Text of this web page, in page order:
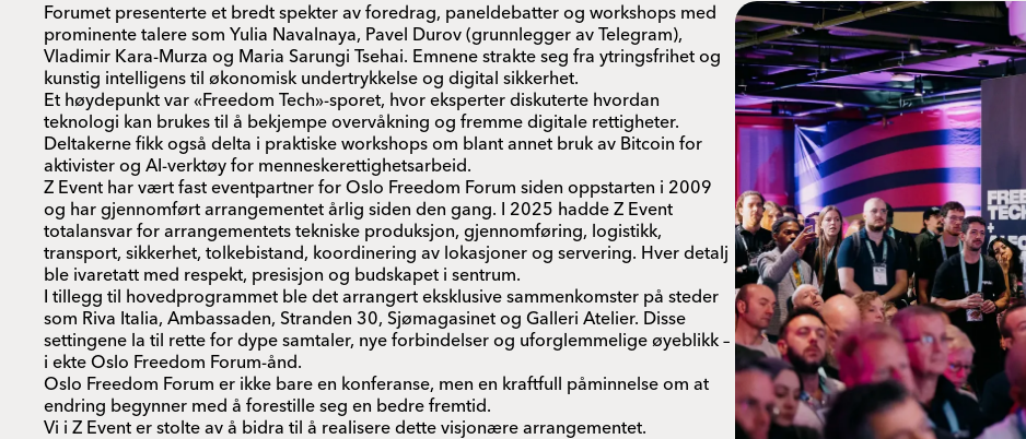
Forumet presenterte et bredt spekter av foredrag, paneldebatter og workshops med
prominente talere som Yulia Navalnaya, Pavel Durov (grunnlegger av Telegram),
Vladimir Kara-Murza og Maria Sarungi Tsehai. Emnene strakte seg fra ytringsfrihet og
kunstig intelligens til økonomisk undertrykkelse og digital sikkerhet.
Et høydepunkt var «Freedom Tech»-sporet, hvor eksperter diskuterte hvordan
teknologi kan brukes til å bekjempe overvåkning og fremme digitale rettigheter.
Deltakerne fikk også delta i praktiske workshops om blant annet bruk av Bitcoin for
aktivister og AI-verktøy for menneskerettighetsarbeid.
Z Event har vært fast eventpartner for Oslo Freedom Forum siden oppstarten i 2009
og har gjennomført arrangementet årlig siden den gang. I 2025 hadde Z Event
totalansvar for arrangementets tekniske produksjon, gjennomføring, logistikk,
transport, sikkerhet, tolkebistand, koordinering av lokasjoner og servering. Hver detalj
ble ivaretatt med respekt, presisjon og budskapet i sentrum.
I tillegg til hovedprogrammet ble det arrangert eksklusive sammenkomster på steder
som Riva Italia, Ambassaden, Stranden 30, Sjømagasinet og Galleri Atelier. Disse
settingene la til rette for dype samtaler, nye forbindelser og uforglemmelige øyeblikk –
i ekte Oslo Freedom Forum-ånd.
Oslo Freedom Forum er ikke bare en konferanse, men en kraftfull påminnelse om at
endring begynner med å forestille seg en bedre fremtid.
Vi i Z Event er stolte av å bidra til å realisere dette visjonære arrangementet.